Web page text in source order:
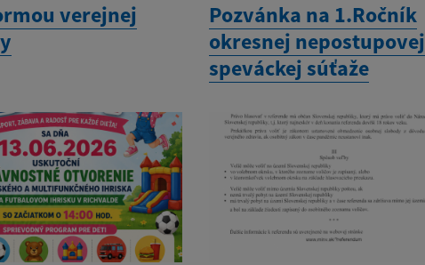
verejnej
Pozvánka na 1.Ročník
okresnej nepostupovej
speváckej súťaže